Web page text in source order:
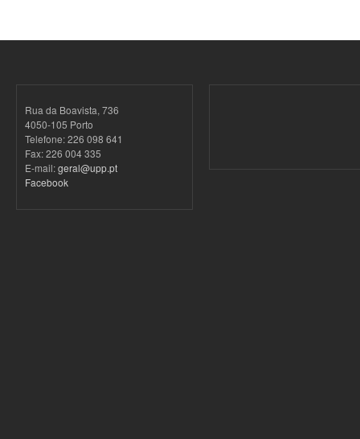
Rua da Boavista, 736
4050-105 Porto
Telefone: 226 098 641
Fax: 226 004 335
E-mail:geral@upp.pt
Facebook